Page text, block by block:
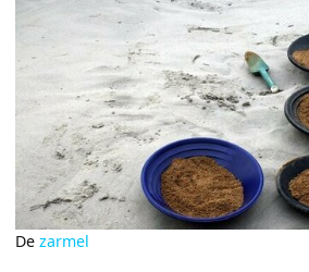
Dezarmel